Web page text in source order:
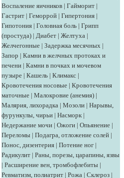
Воспаление яичников | Гайморит |
Гастрит | Геморрой | Гипертония |
Гипотония | Головная боль | Грипп
(простуда) | Диабет | Желтуха |
Желчегонные | Задержка месячных |
Запор | Камни в желчных протоках и
печени | Камни в почках и мочевом
пузыре | Кашель | Климакс |
Кровотечения носовые | Кровотечения
маточные | Малокровие (анемия) |
Малярия, лихорадка | Мозоли | Нарывы,
фурункулы, чирьи | Насморк |
Недержание мочи | Ожоги | Опьянение |
Переломы | Подагра, отложение солей |
Понос, дизентерия | Потение ног |
Радикулит | Раны, порезы, царапины, язвы
| Расширение вен, тромбофлебиты |
Ревматизм, полиатрит | Рожа | Склероз |